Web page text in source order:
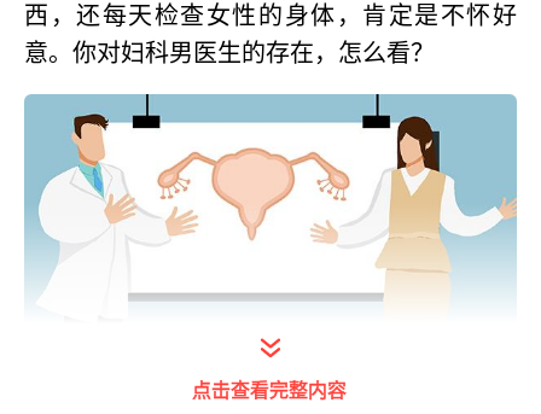
西，还每天检查女性的身体，肯定是不怀好
意。你对妇科男医生的存在，怎么看？
点击查看完整内容